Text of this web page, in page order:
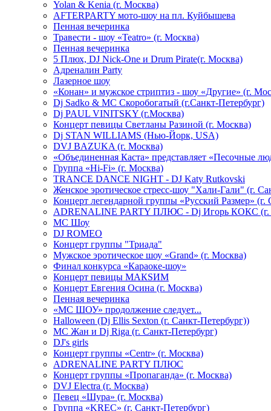
Yolan & Kenia (г. Москва)
AFTERPARTY мото-шоу на пл. Куйбышева
Пенная вечеринка
Травести - шоу «Teatro» (г. Москва)
Пенная вечеринка
5 Плюх, DJ Nick-One и Drum Pirate(г. Москва)
Адреналин Party
Лазерное шоу
«Конан» и мужское стриптиз - шоу «Другие» (г.
Dj Sadko & МС Скоробогатый (г.Санкт-Петербург)
Dj PAUL VINITSKY (г.Москва)
Концерт певицы Светланы Разиной (г. Москва)
Dj STAN WILLIAMS (Нью-Йорк, USA)
DVJ BAZUKA (г. Москва)
«Объединенная Каста» представляет «Песочные
Группа «Hi-Fi» (г. Москва)
TRANCE DANCE NIGHT - DJ Katy Rutkovski
Женское эротическое стресс-шоу "Хали-Гали" (г.
Концерт легендарной группы «Русский Размер» (г.
ADRENALINE PARTY ПЛЮС - Dj Игорь КОКС (г.
MC Шоу
DJ ROMEO
Концерт группы "Триада"
Мужское эротическое шоу «Grand» (г. Москва)
Финал конкурса «Караоке-шоу»
Концерт певицы МАКSИМ
Концерт Евгения Осина (г. Москва)
Пенная вечеринка
«МС ШОУ» продолжение следует...
Halloween (Dj Ellis Sexton (г. Санкт-Петербург))
МС Жан и Dj Riga (г. Санкт-Петербург)
DJ's girls
Концерт группы «Centr» (г. Москва)
ADRENALINE PARTY ПЛЮС
Концерт группы «Пропаганда» (г. Москва)
DVJ Electra (г. Москва)
Певец «Шура» (г. Москва)
Группа «KREC» (г. Санкт-Петербург)